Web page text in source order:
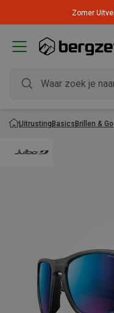
Zomer
UitrustingBasicsBrillen &